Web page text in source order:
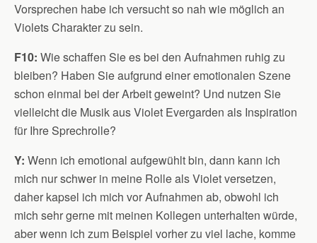
Vorsprechen habe ich versucht so nah wie möglich an
Violets Charakter zu sein.
F10: Wie schaffen Sie es bei den Aufnahmen ruhig zu
bleiben? Haben Sie aufgrund einer emotionalen Szene
schon einmal bei der Arbeit geweint? Und nutzen Sie
vielleicht die Musik aus Violet Evergarden als Inspiration
für Ihre Sprechrolle?
Y: Wenn ich emotional aufgewühlt bin, dann kann ich
mich nur schwer in meine Rolle als Violet versetzen,
daher kapsel ich mich vor Aufnahmen ab, obwohl ich
mich sehr gerne mit meinen Kollegen unterhalten würde,
aber wenn ich zum Beispiel vorher zu viel lache, komme